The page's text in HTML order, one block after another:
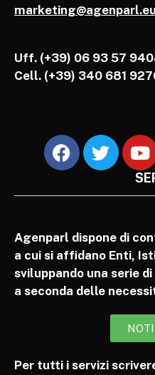
marketing@agenparl.eu
Uff. (+39) 06 93 57
Cell. (+39) 340 681
Agenparl dispone di
a cui si affidano Enti,
sviluppando una serie
a seconda delle
Per tutti i servizi